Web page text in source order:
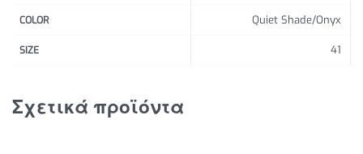
COLOR Quiet Shade/Onyx
SIZE 41
Σχετικά προϊόντα